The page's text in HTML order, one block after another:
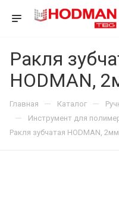
Ракля
HODMAN,
Главная — Каталог —
— Инструмент для
Ракля зубчатая HODMAN, 2мм